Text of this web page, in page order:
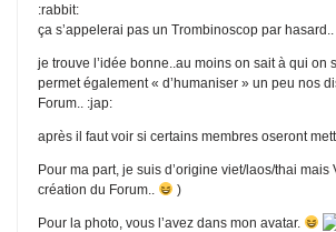
:rabbit:
ça s’appelerai pas un Trombinoscop par
je trouve l’idée bonne..au moins on sait à qui on
permet également « d’humaniser » un peu nos
Forum.. :jap:
après il faut voir si certains membres oseront
Pour ma part, je suis d’origine viet/laos/thai mais
création du Forum..
)
Pour la photo, vous l’avez dans mon avatar.